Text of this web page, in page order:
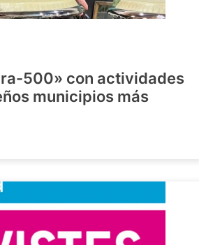
500» con actividades
municipios más